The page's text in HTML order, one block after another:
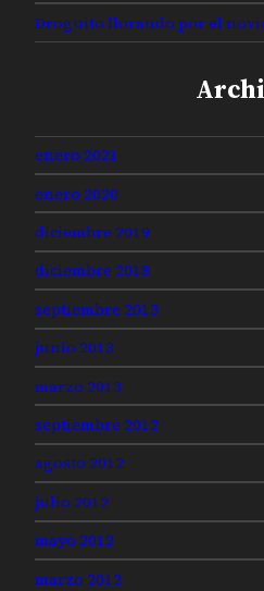
Droguito llorando por el
enero 2021
enero 2020
diciembre 2019
diciembre 2018
septiembre 2013
junio 2013
marzo 2013
septiembre 2012
agosto 2012
julio 2012
mayo 2012
marzo 2012